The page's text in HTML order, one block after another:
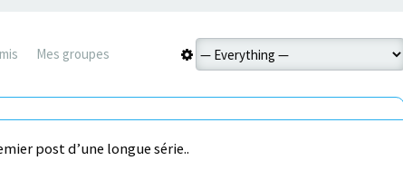
Mes groupes
post d’une longue série..